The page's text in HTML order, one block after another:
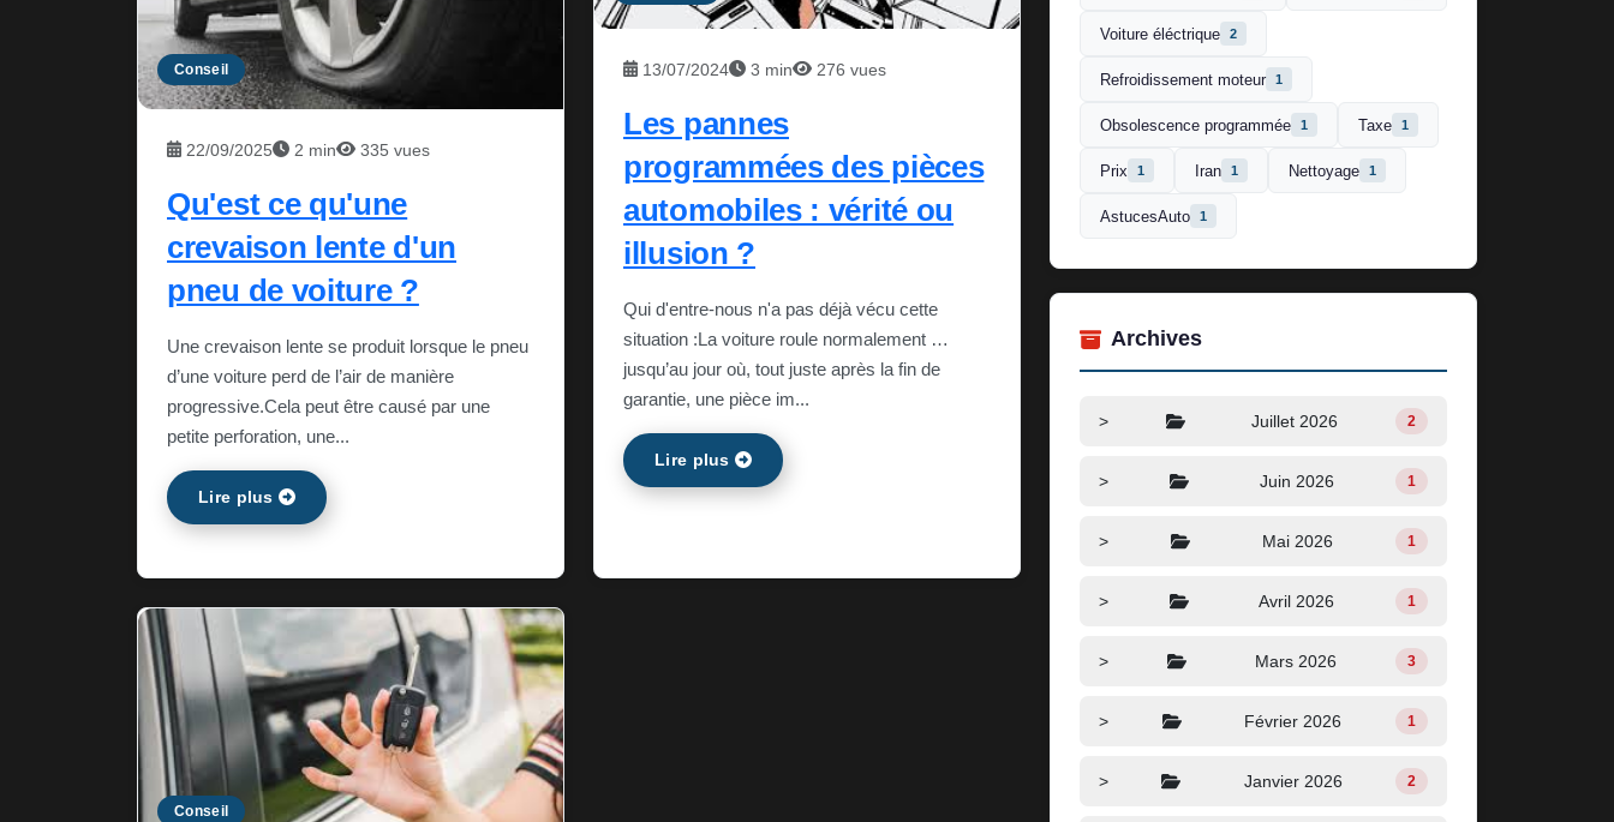
Conseil
22/09/2025 2 min 335 vues
Qu'est ce qu'une
crevaison lente d'un
pneu de voiture ?
Une crevaison lente se produit lorsque le pneu
d’une voiture perd de l’air de manière
progressive.Cela peut être causé par une
petite perforation, une...
Lire plus
13/07/2024 3 min 276 vues
Les pannes
programmées des pièces
automobiles : vérité ou
illusion ?
Qui d'entre-nous n'a pas déjà vécu cette
situation :La voiture roule normalement …
jusqu’au jour où, tout juste après la fin de
garantie, une pièce im...
Lire plus
Conseil
Voiture éléctrique 2
Refroidissement moteur 1
Obsolescence programmée 1 Taxe 1
Prix 1 Iran 1 Nettoyage 1
AstucesAuto 1
Archives
> Juillet 2026 2
> Juin 2026 1
> Mai 2026 1
> Avril 2026 1
> Mars 2026 3
> Février 2026 1
> Janvier 2026 2